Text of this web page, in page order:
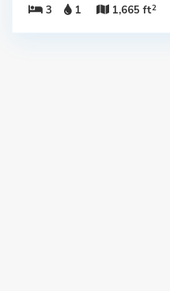
3
1 1,665 ft2